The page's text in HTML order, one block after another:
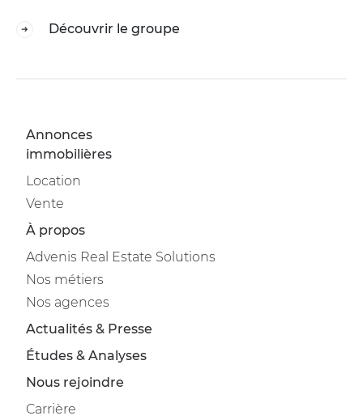
Découvrir le groupe
Annonces
immobilières
Location
Vente
À propos
Advenis Real Estate Solutions
Nos métiers
Nos agences
Actualités & Presse
Études & Analyses
Nous rejoindre
Carrière